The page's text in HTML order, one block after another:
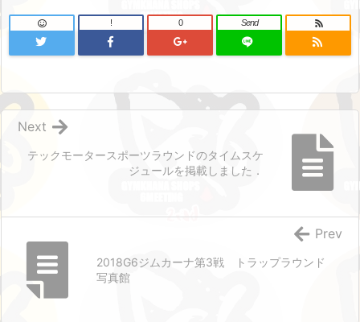
! 0 Send
テックモータースポーツラウンドのタイムスケ
ジュールを掲載しました．
Next
2018G6ジムカーナ第3戦 トラップラウンド
写真館
Prev